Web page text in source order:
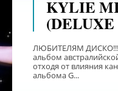
KYLIE
ЛЮБИТЕЛЯМ ДИСКО!!!!
альбом
отходя от влияния
альбома G...